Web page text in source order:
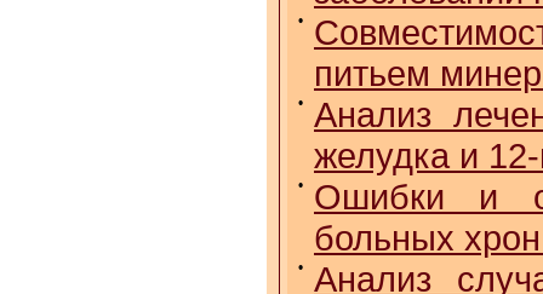
•
питьем
•
Анализ
желудка и
•
Ошибки и
больных
•
Анализ